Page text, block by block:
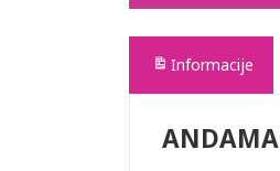
Informacije